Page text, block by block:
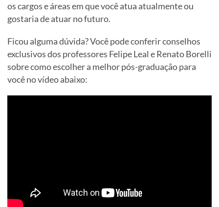
os cargos e áreas em que você atua atualmente ou
gostaria de atuar no futuro.
Ficou alguma dúvida? Você pode conferir conselhos
exclusivos dos professores Felipe Leal e Renato Borelli
sobre como escolher a melhor pós-graduação para
você no vídeo abaixo: